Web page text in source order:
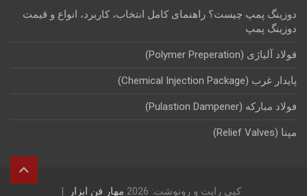
دوزینگ پمپ چیست؟ راهنمای کامل انتخاب، کاربرد، انواع و قیمت
دوزینگ پمپ
فولاد آلیاژی (Polymer Preperation)
پایدار غرب (Chemical Injection Package)
فولاد مبارکه (Pulastion Dampener)
مپنا (Relief Valves)
کپی رایت و رونوشت: 2026 مهار فن ابزار